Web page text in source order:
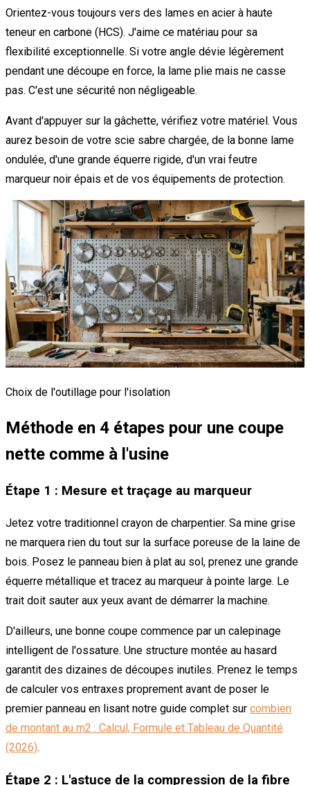
Orientez-vous toujours vers des lames en acier à haute
teneur en carbone (HCS). J'aime ce matériau pour sa
flexibilité exceptionnelle. Si votre angle dévie légèrement
pendant une découpe en force, la lame plie mais ne casse
pas. C'est une sécurité non négligeable.
Avant d'appuyer sur la gâchette, vérifiez votre matériel. Vous
aurez besoin de votre scie sabre chargée, de la bonne lame
ondulée, d'une grande équerre rigide, d'un vrai feutre
marqueur noir épais et de vos équipements de protection.
Choix de l'outillage pour l'isolation
Méthode en 4 étapes pour une coupe
nette comme à l'usine
Étape 1 : Mesure et traçage au marqueur
Jetez votre traditionnel crayon de charpentier. Sa mine grise
ne marquera rien du tout sur la surface poreuse de la laine de
bois. Posez le panneau bien à plat au sol, prenez une grande
équerre métallique et tracez au marqueur à pointe large. Le
trait doit sauter aux yeux avant de démarrer la machine.
D'ailleurs, une bonne coupe commence par un calepinage
intelligent de l'ossature. Une structure montée au hasard
garantit des dizaines de découpes inutiles. Prenez le temps
de calculer vos entraxes proprement avant de poser le
premier panneau en lisant notre guide complet sur combien
de montant au m2 : Calcul, Formule et Tableau de Quantité
(2026).
Étape 2 : L'astuce de la compression de la fibre